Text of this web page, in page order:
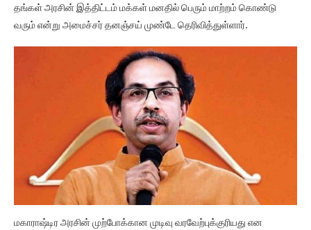
தங்கள் அரசின் இத்திட்டம் மக்கள் மனதில் பெரும் மாற்றம் கொண்டு
வரும் என்று அமைச்சர் தனஞ்சய் முண்டே தெரிவித்துள்ளார்.
மகாராஷ்டிர அரசின் முற்போக்கான முடிவு வரவேற்புக்குரியது என